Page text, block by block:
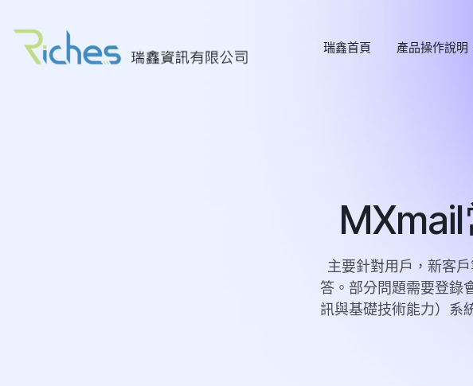
瑞鑫首頁 產品操作說明
主要針對用戶，新客
答。部分問題需要登錄
訊與基礎技術能力）系